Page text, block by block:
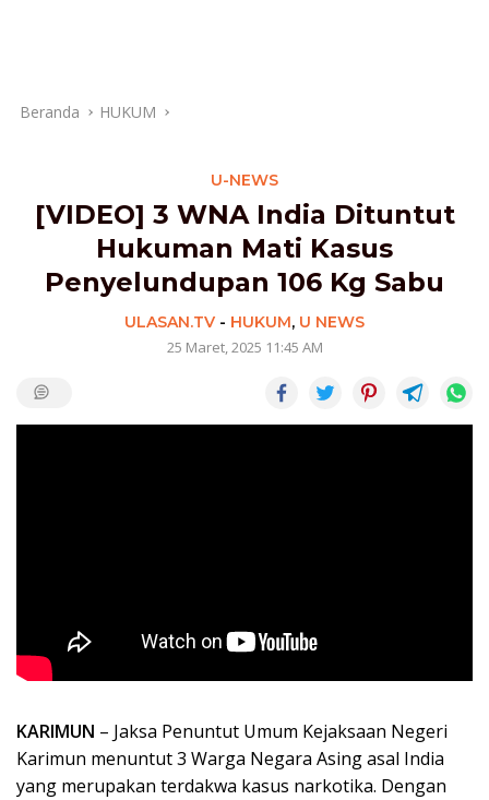
Beranda HUKUM
U-NEWS
[VIDEO] 3 WNA India Dituntut
Hukuman Mati Kasus
Penyelundupan 106 Kg Sabu
ULASAN.TV - HUKUM, U NEWS
25 Maret, 2025 11:45 AM
KARIMUN – Jaksa Penuntut Umum Kejaksaan Negeri
Karimun menuntut 3 Warga Negara Asing asal India
yang merupakan terdakwa kasus narkotika. Dengan